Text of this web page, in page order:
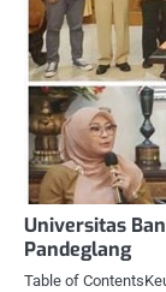
Universitas
Pandeglang
Table of